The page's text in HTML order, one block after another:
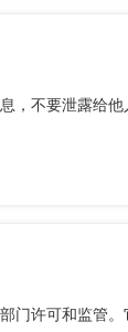
，不要泄露给他
门许可和监管。